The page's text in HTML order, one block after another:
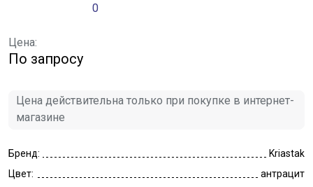
0
Цена:
По запросу
Цена действительна только при покупке в интернет-
магазине
Бренд:
Kriastak
Цвет:
антрацит